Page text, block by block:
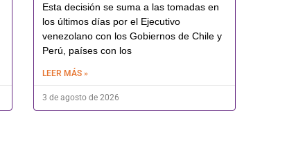
Esta decisión se suma a las tomadas en
los últimos días por el Ejecutivo
venezolano con los Gobiernos de Chile y
Perú, países con los
LEER MÁS »
3 de agosto de 2026